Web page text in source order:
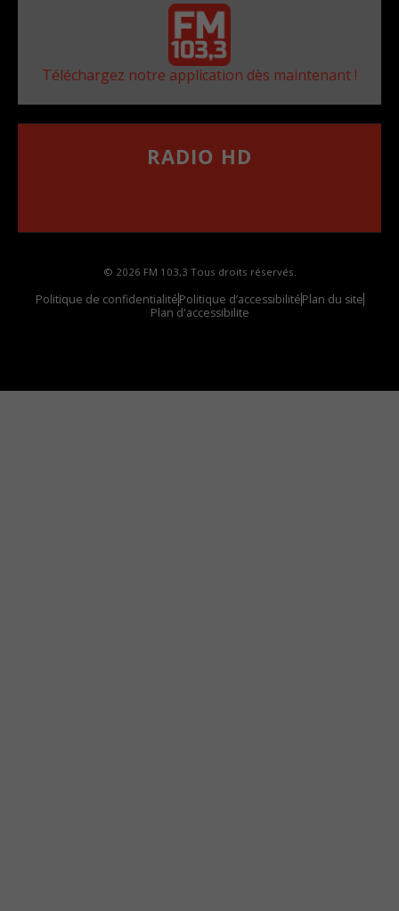
Téléchargez notre application dès maintenant !
RADIO HD
© 2026 FM 103,3 Tous droits réservés.
Politique de confidentialitéPolitique d’accessibilitéPlan du site
Plan d'accessibilite